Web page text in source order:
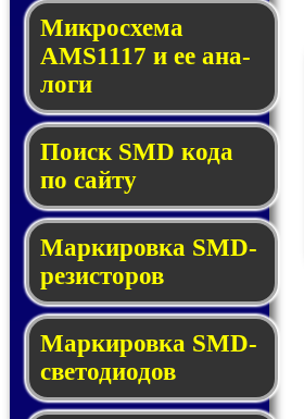
Микросхема
AMS1117 и ее ана­
ло­ги
Поиск SMD ко­да
по сай­ту
Маркировка SMD-
ре­зис­то­ров
Маркировка SMD-
све­то­дио­дов